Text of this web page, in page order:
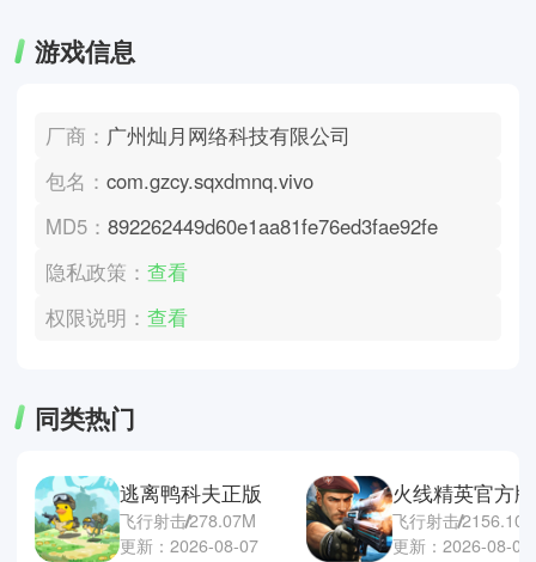
游戏信息
厂商： 广州灿月网络科技有限公司
包名：com.gzcy.sqxdmnq.vivo
MD5：892262449d60e1aa81fe76ed3fae92fe
隐私政策：查看
权限说明：查看
同类热门
逃离鸭科夫正版
飞行射击278.07M
更新：2026-08-07
火线精英官方版
飞行射击
更新：2026-08-06